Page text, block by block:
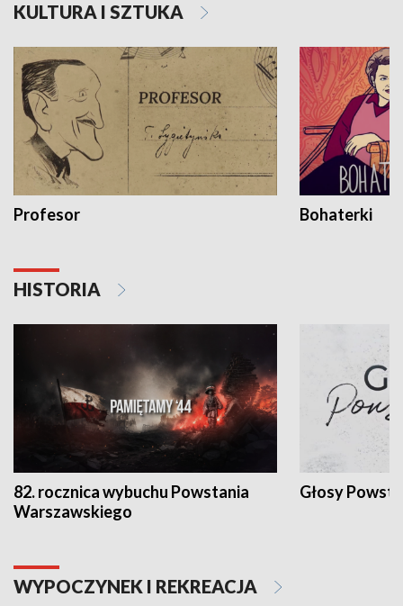
KULTURA I SZTUKA
Profesor Bohaterki
HISTORIA
82. rocznica wybuchu Powstania
Warszawskiego
Głosy
WYPOCZYNEK I REKREACJA